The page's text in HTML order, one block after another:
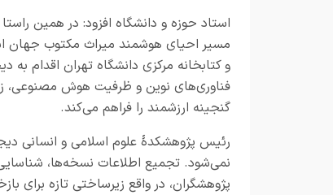
استاد حوزه و دانشگاه افزود: در همین
مسیر احیای هوشمند میراث مکتوب جهان
و کتابخانه مرکزی دانشگاه تهران اقدام
فناوری‌های نوین و ظرفیت هوش مصنوعی،
گنجینه ارزشمند را فراهم می‌کند.
رئیس پژوهشکدۀ علوم اسلامی و انسانی
نمی‌شود. تجمیع اطلاعات نسخه‌ها،
پژوهشگران، در واقع زیرساختی تازه برای